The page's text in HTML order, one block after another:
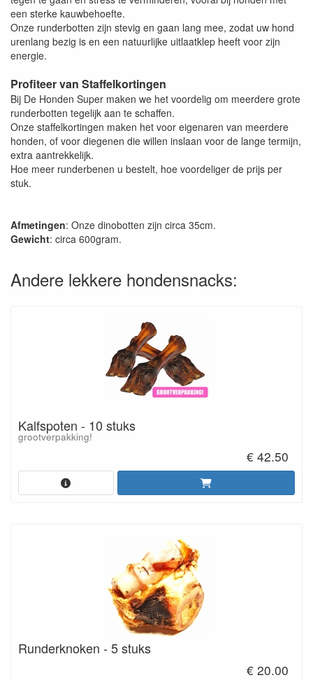
een sterke kauwbehoefte.
Onze runderbotten zijn stevig en gaan lang mee, zodat uw hond
urenlang bezig is en een natuurlijke uitlaatklep heeft voor zijn
energie.
Profiteer van Staffelkortingen
Bij De Honden Super maken we het voordelig om meerdere grote
runderbotten tegelijk aan te schaffen.
Onze staffelkortingen maken het voor eigenaren van meerdere
honden, of voor diegenen die willen inslaan voor de lange termijn,
extra aantrekkelijk.
Hoe meer runderbenen u bestelt, hoe voordeliger de prijs per
stuk.
Afmetingen: Onze dinobotten zijn circa 35cm.
Gewicht: circa 600gram.
Andere lekkere hondensnacks:
Kalfspoten - 10 stuks
grootverpakking!
€ 42.50
Runderknoken - 5 stuks
€ 20.00